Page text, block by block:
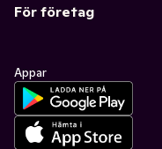
För företag
Appar